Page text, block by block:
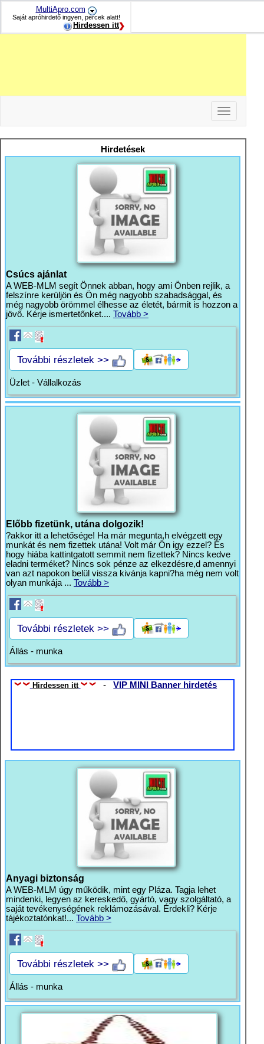
MultiApro.com
Saját apróhirdető ingyen, percek alatt!
Hirdessen itt
Toggle
navigation
-
-
Hirdetések
Csúcs ajánlat
A WEB-MLM segít Önnek abban, hogy ami Önben rejlik, a
felszínre kerüljön és Ön még nagyobb szabadsággal, és
még nagyobb örömmel élhesse az életét, bármit is hozzon a
jövő. Kérje ismertetőnket.... Tovább >
További részletek >>
Üzlet - Vállalkozás
Előbb fizetünk, utána dolgozik!
?akkor itt a lehetősége! Ha már megunta,h elvégzett egy
munkát és nem fizettek utána! Volt már Ön igy ezzel? És
hogy hiába kattintgatott semmit nem fizettek? Nincs kedve
eladni terméket? Nincs sok pénze az elkezdésre,d amennyi
van azt napokon belül vissza kivánja kapni?ha még nem volt
olyan munkája ... Tovább >
További részletek >>
Állás - munka
Hirdessen itt -VIP MINI Banner hirdetés
Anyagi biztonság
A WEB-MLM úgy működik, mint egy Pláza. Tagja lehet
mindenki, legyen az kereskedő, gyártó, vagy szolgáltató, a
saját tevékenységének reklámozásával. Érdekli? Kérje
tájékoztatónkat!... Tovább >
További részletek >>
Állás - munka